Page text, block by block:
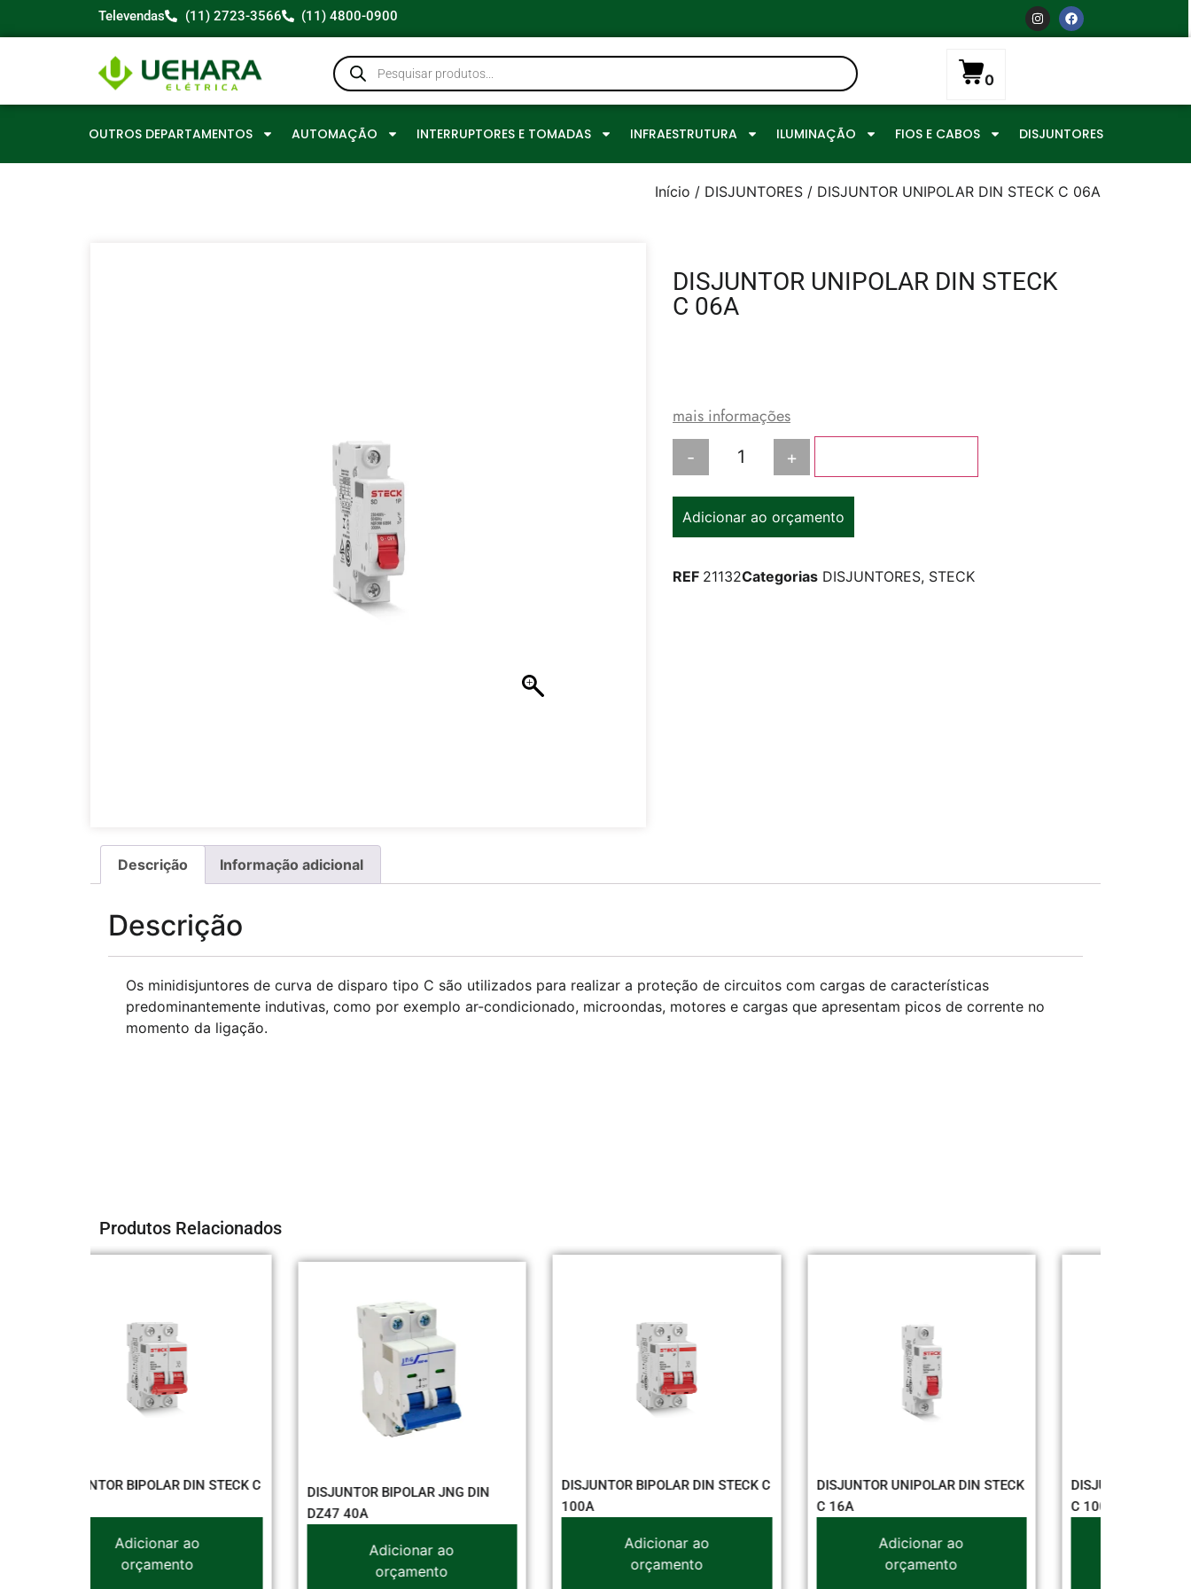
Televendas (11) 2723-3566 (11) 4800-0900
0
OUTROS DEPARTAMENTOS AUTOMAÇÃO INTERRUPTORES E TOMADAS INFRAESTRUTURA ILUMINAÇÃO FIOS E CABOS DISJUNTORES
Início / DISJUNTORES / DISJUNTOR UNIPOLAR DIN STECK C 06A
DISJUNTOR UNIPOLAR DIN STECK
C 06A
mais informações
- +
Adicionar ao orçamento
REF 21132Categorias DISJUNTORES, STECK
Descrição Informação adicional
Descrição
Os minidisjuntores de curva de disparo tipo C são utilizados para realizar a proteção de circuitos com cargas de características
predominantemente indutivas, como por exemplo ar-condicionado, microondas, motores e cargas que apresentam picos de corrente no
momento da ligação.
Produtos Relacionados
DISJUNTOR BIPOLAR JNG DIN
DZ47 40A
Adicionar ao
orçamento
DISJUNTOR BIPOLAR DIN STECK C
100A
Adicionar ao
orçamento
DISJUNTOR UNIPOLAR DIN STECK
Adicionar ao
orçamento
DISJUNTOR TRIPOLAR DIN STECK
Adicionar ao
orçamento